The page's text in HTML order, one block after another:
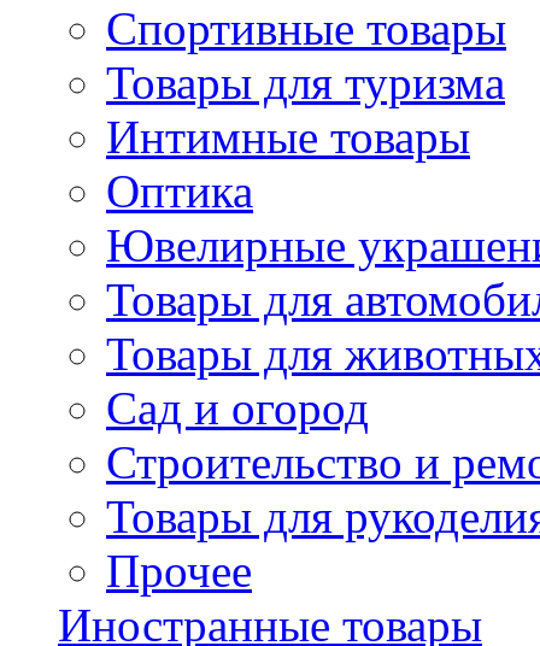
Спортивные товары
Товары для туризма
Интимные товары
Оптика
Ювелирные
Товары для
Товары для
Сад и огород
Строительство и
Товары для
Прочее
Иностранные товары